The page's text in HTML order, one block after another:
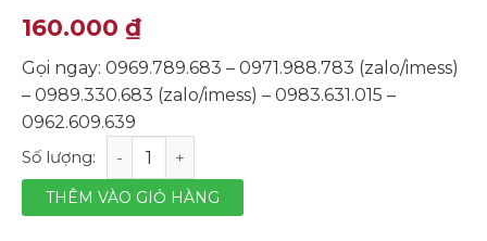
160.000 ₫
Gọi ngay: 0969.789.683 – 0971.988.783 (zalo/imess)
– 0989.330.683 (zalo/imess) – 0983.631.015 –
0962.609.639
Hạt 3Q nguyên vị hiệu Diamond 3Q Ball - túi 2kg số
THÊM VÀO GIỎ HÀNG